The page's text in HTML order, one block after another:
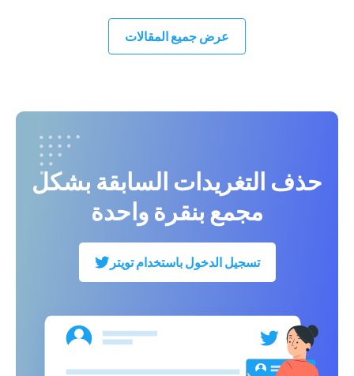
عرض جميع المقالات
حذف التغريدات السابقة بشكل
مجمع بنقرة واحدة
تسجيل الدخول باستخدام تويتر